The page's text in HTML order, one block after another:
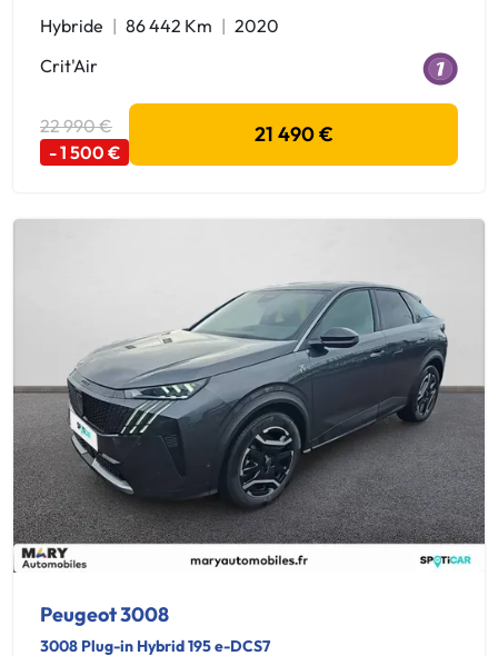
Hybride 86 442 Km
2020
Crit'Air
22 990 €
- 1 500 €
21 490 €
Peugeot 3008
3008 Plug-in Hybrid 195 e-DCS7